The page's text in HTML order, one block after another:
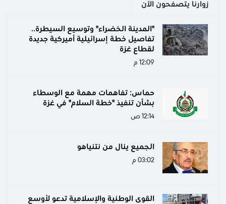
زوارنا يتصفحون الآن
"المدينة الخضراء" وتوسيع السيطرة..
تفاصيل خطة إسرائيلية أميركية جديدة
لقطاع غزة
12:09 م
حماس: تفاهمات مهمة مع الوسطاء
بشأن تنفيذ "خطة السلام" في غزة
12:14 ص
الجميع ينال من نتنياهو
03:02 م
القوى الوطنية والإسلامية تدعو لأوسع